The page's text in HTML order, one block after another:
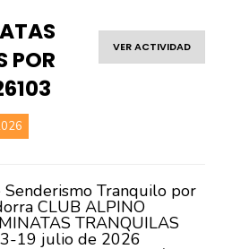
VER ACTIVIDAD
POR
Senderismo Tranquilo por
CLUB ALPINO
TRANQUILAS
19 julio de 2026